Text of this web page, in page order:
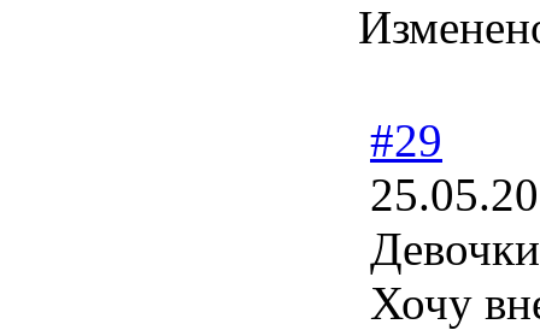
#29
Хочу